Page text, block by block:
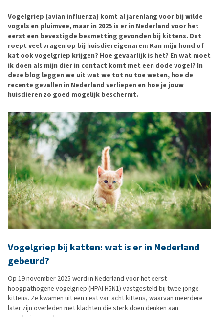
Vogelgriep (avian influenza) komt al jarenlang voor bij wilde
vogels en pluimvee, maar in 2025 is er in Nederland voor het
eerst een bevestigde besmetting gevonden bij kittens. Dat
roept veel vragen op bij huisdiereigenaren: Kan mijn hond of
kat ook vogelgriep krijgen? Hoe gevaarlijk is het? En wat moet
ik doen als mijn dier in contact komt met een dode vogel? In
deze blog leggen we uit wat we tot nu toe weten, hoe de
recente gevallen in Nederland verliepen en hoe je jouw
huisdieren zo goed mogelijk beschermt.
Vogelgriep bij katten: wat is er in Nederland
gebeurd?
Op 19 november 2025 werd in Nederland voor het eerst
hoogpathogene vogelgriep (HPAI H5N1) vastgesteld bij twee jonge
kittens. Ze kwamen uit een nest van acht kittens, waarvan meerdere
later zijn overleden met klachten die sterk doen denken aan